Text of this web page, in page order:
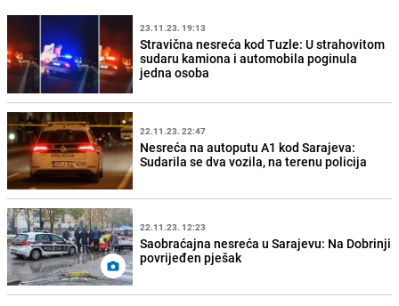
23.11.23. 19:13
Stravična nesreća kod Tuzle: U strahovitom
sudaru kamiona i automobila poginula
jedna osoba
22.11.23. 22:47
Nesreća na autoputu A1 kod Sarajeva:
Sudarila se dva vozila, na terenu policija
22.11.23. 12:23
Saobraćajna nesreća u Sarajevu: Na Dobrinji
povrijeđen pješak